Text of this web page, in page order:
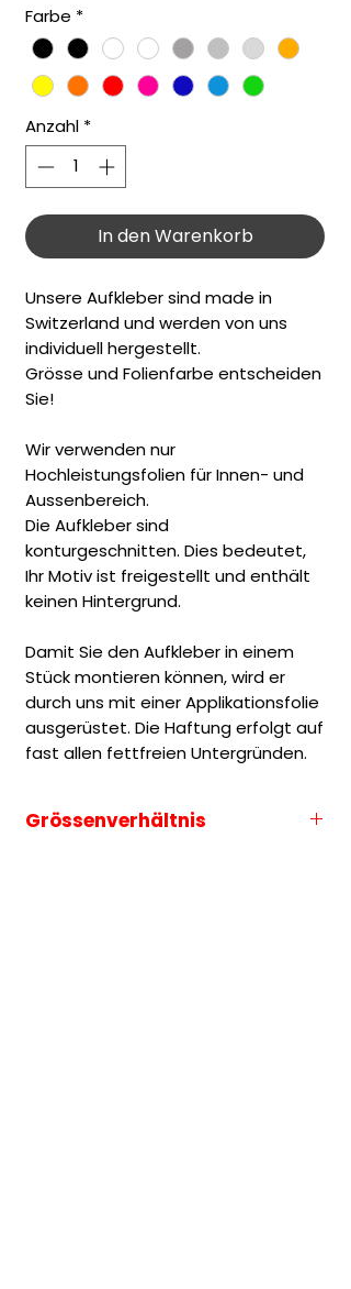
Farbe *
Anzahl *
In den Warenkorb
Unsere Aufkleber sind made in
Switzerland und werden von uns
individuell hergestellt.
Grösse und Folienfarbe entscheiden
Sie!
Wir verwenden nur
Hochleistungsfolien für Innen- und
Aussenbereich.
Die Aufkleber sind
konturgeschnitten. Dies bedeutet,
Ihr Motiv ist freigestellt und enthält
keinen Hintergrund.
Damit Sie den Aufkleber in einem
Stück montieren können, wird er
durch uns mit einer Applikationsfolie
ausgerüstet. Die Haftung erfolgt auf
fast allen fettfreien Untergründen.
Grössenverhältnis